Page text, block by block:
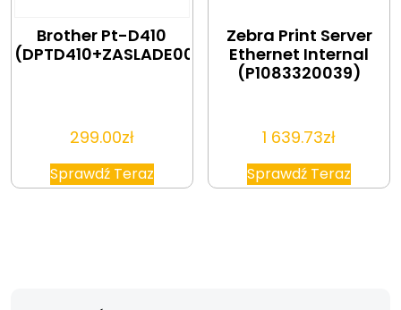
Brother Pt-D410
(DPTD410+ZASLADE001)
299.00zł
Sprawdź Teraz
Zebra Print Server
Ethernet Internal
(P1083320039)
1 639.73zł
Sprawdź Teraz